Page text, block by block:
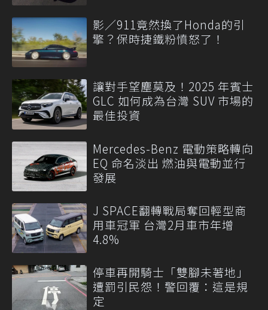
影／911竟然換了Honda的引
擎？保時捷鐵粉憤怒了！
讓對手望塵莫及！2025 年賓士
GLC 如何成為台灣 SUV 市場的
最佳投資
Mercedes-Benz 電動策略轉向
EQ 命名淡出 燃油與電動並行
發展
J SPACE翻轉戰局奪回輕型商
用車冠軍 台灣2月車市年增
4.8%
停車再開騎士「雙腳未著地」
遭罰引民怨！警回覆：這是規
定